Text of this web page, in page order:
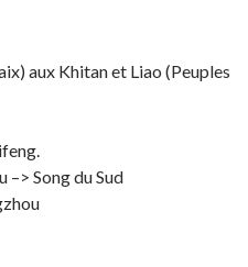
aux Khitan et Liao (Peuples
–> Song du Sud